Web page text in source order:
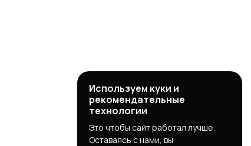
Используем куки и
рекомендательные
технологии
Это чтобы сайт работал лучше.
Оставаясь с нами, вы